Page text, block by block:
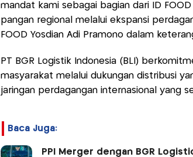
mandat kami sebagai bagian dari ID
pangan regional melalui ekspansi
FOOD Yosdian Adi Pramono dalam
PT BGR Logistik Indonesia (BLI)
masyarakat melalui dukungan distribusi
jaringan perdagangan internasional yang
Baca Juga:
PPI Merger dengan BGR